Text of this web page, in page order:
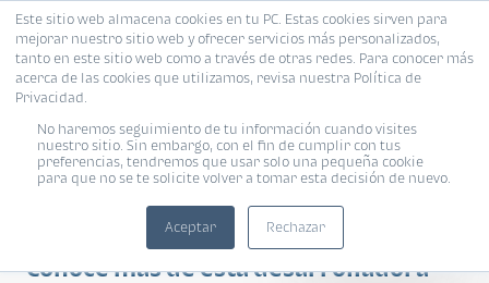
Este sitio web almacena cookies en tu PC. Estas cookies sirven para
mejorar nuestro sitio web y ofrecer servicios más personalizados,
tanto en este sitio web como a través de otras redes. Para conocer más
acerca de las cookies que utilizamos, revisa nuestra Política de
Privacidad.
No haremos seguimiento de tu información cuando visites
nuestro sitio. Sin embargo, con el fin de cumplir con tus
preferencias, tendremos que usar solo una pequeña cookie
para que no se te solicite volver a tomar esta decisión de nuevo.
Aceptar Rechazar
Terramont
Conoce más de esta desarrolladora